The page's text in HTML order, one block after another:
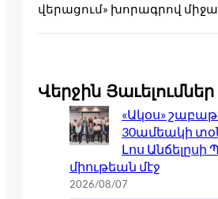
վերացում» խորագրով
Վերջին Յաւելումներ
«Ակօս»
30ամեակի
Լոս Անճելըսի
միութեան մէջ
2026/08/07